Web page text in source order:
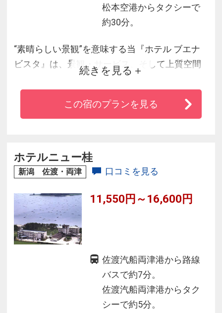
松本空港からタクシーで
約30分。
“素晴らしい景観”を意味する当『ホテル ブエナ
ビスタ』は、景観・サービス、そして上質空間
また、館内に4種のレストランがあり、観光にも
立地もJR松本駅から徒歩7分、松本空港からも車
で30分以内と、好アクセスもうれしいポイン
当然ながら、全室Wi-Fi完備☆
続きを見る
この宿のプランを見る
ホテルニュー桂
新潟 佐渡・両津 口コミを見る
11,550円～16,600円
佐渡汽船両津港から路線
バスで約7分。
佐渡汽船両津港からタク
シーで約5分。